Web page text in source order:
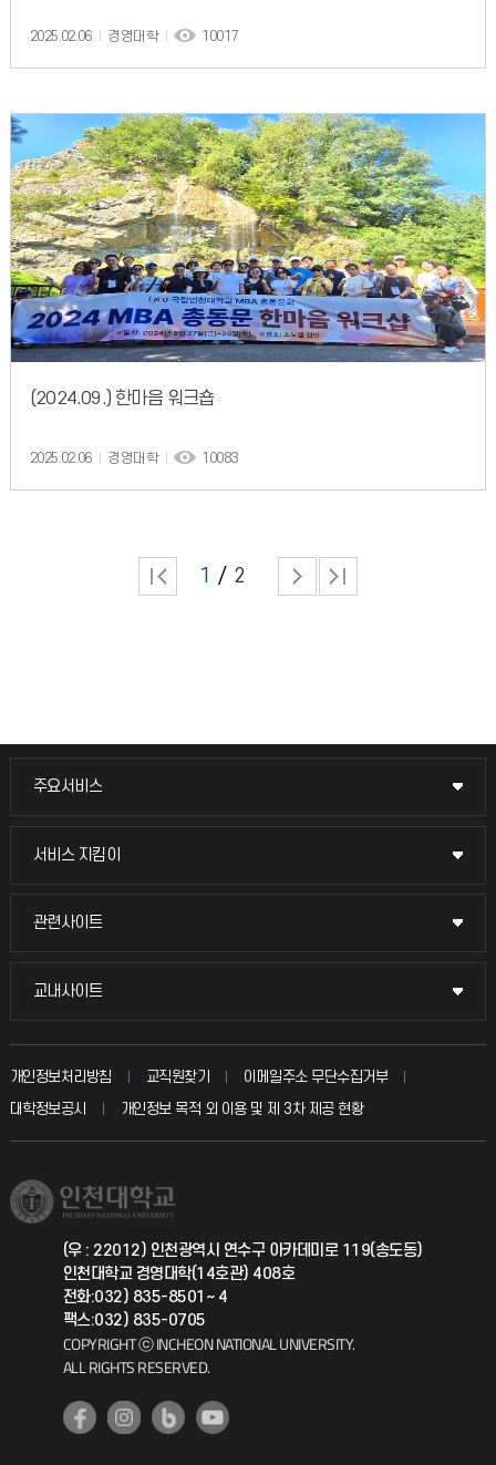
2025.02.06 경영대학 10017
(2024.09.) 한마음 워크숍
2025.02.06 경영대학 10083
1 2
주요서비스
주요서비스
교무회의방송
입학안내
취업정보(학생)
서비스 지킴이
서비스 지킴이
묻고 답하기
칭찬마당
학생서비스 지킴이
관련사이트
관련사이트
국방헬프콜
총동문회
교내사이트
교내사이트
교수회
교육혁신본부
국제지원과
공자아카데미
기초교육원
개인정보처리방침 교직원찾기
이메일주소 무단수집거부
대학정보공시
개인정보 목적 외 이용 및 제 3차 제공 현황
(우 : 22012) 인천광역시 연수구 아카데미로 119(송도동)
인천대학교 경영대학(14호관) 408호
전화:032) 835-8501~ 4
팩스:032) 835-0705
COPYRIGHT ⓒ INCHEON NATIONAL UNIVERSITY.
ALL RIGHTS RESERVED.